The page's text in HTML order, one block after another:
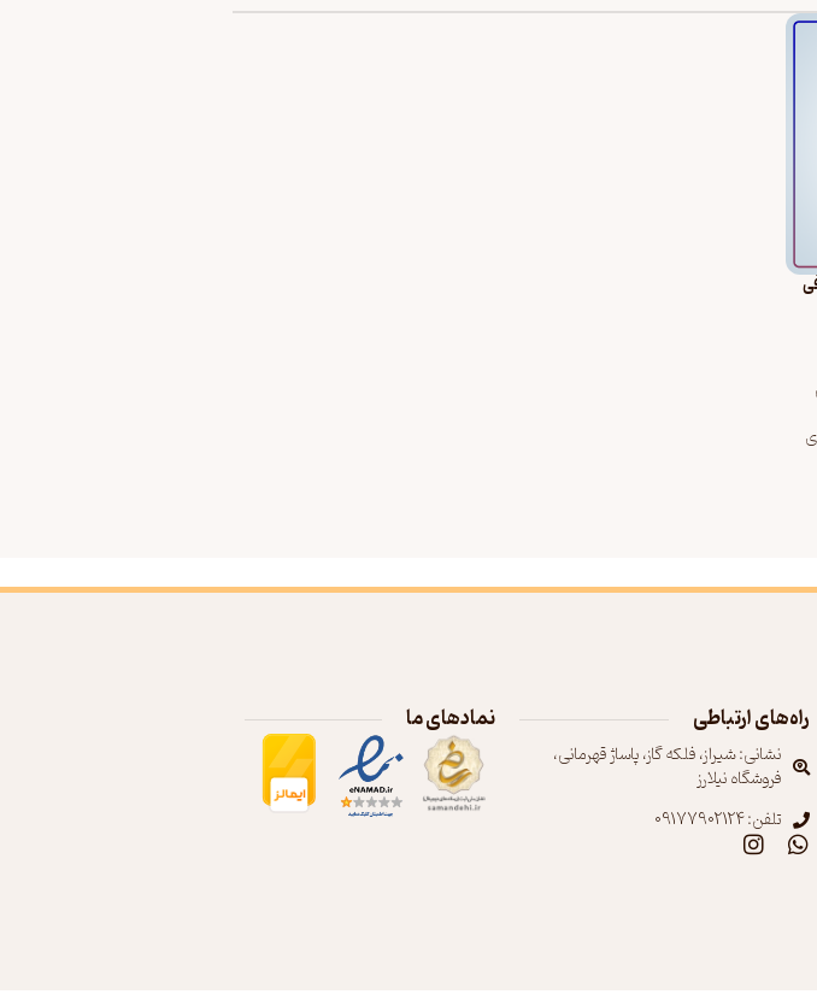
ها
راه‌های ارتباطی
نشانی: شیراز، فلکه گاز، پاساژ قهرمانی،
فروشگاه نیلارز
تلفن: 09177902124
نمادهای ما